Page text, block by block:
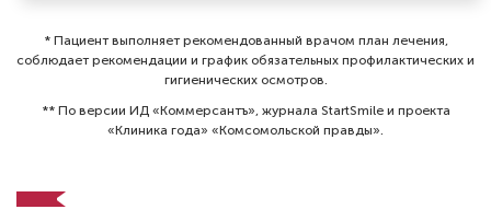
* Пациент выполняет рекомендованный врачом план лечения,
соблюдает рекомендации и график обязательных профилактических и
гигиенических осмотров⁠.
** По версии ИД «Коммерсантъ», журнала StartSmile и проекта
«Клиника года» «Комсомольской правды».